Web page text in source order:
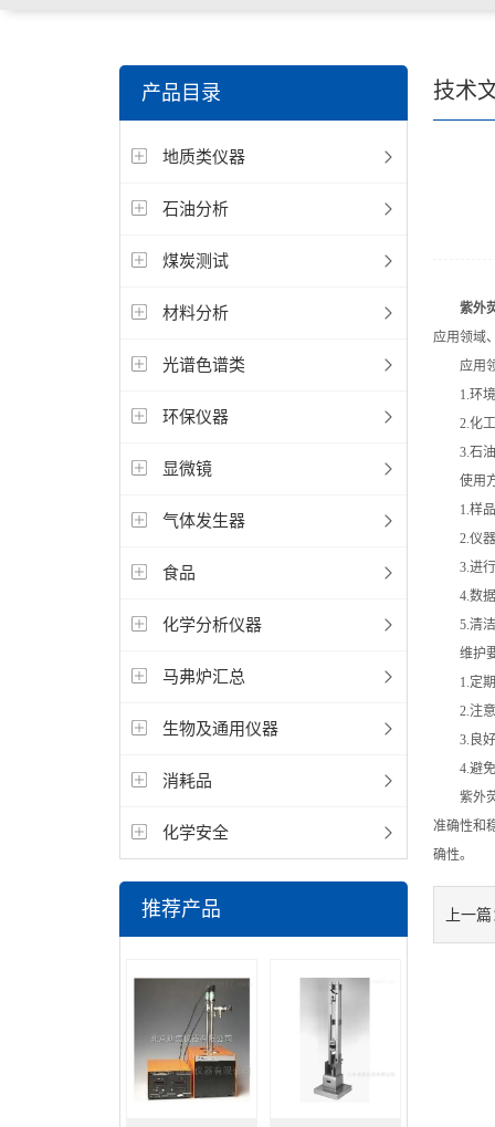
产品目录
地质类仪器
石油分析
煤炭测试
材料分析
光谱色谱类
环保仪器
显微镜
气体发生器
食品
化学分析仪器
马弗炉汇总
生物及通用仪器
消耗品
化学安全
推荐产品
技术
紫外
应用领域
应用领
1.环境
2.化工
3.石油
使用方
1.样品
2.仪器
3.进行
4.数据
5.清洁
维护要
1.定期
2.注意
3.良好
4.避免
紫外荧
准确性和
确性。
上一